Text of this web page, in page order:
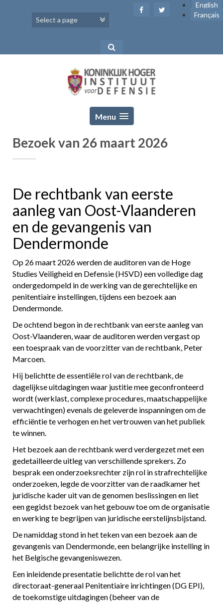
English
Français
Menu
Bezoek van 26 maart 2026
De rechtbank van eerste
aanleg van Oost-Vlaanderen
en de gevangenis van
Dendermonde
Op 26 maart 2026 werden de auditoren van de Hoge
Studies Veiligheid en Defensie (HSVD) een volledige dag
ondergedompeld in de werking van de gerechtelijke en
penitentiaire instellingen, tijdens een bezoek aan
Dendermonde.
De ochtend begon in de rechtbank van eerste aanleg van
Oost-Vlaanderen, waar de auditoren werden vergast op
een toespraak van de voorzitter van de rechtbank, Peter
Marcoen.
Hij belichtte de essentiële rol van de rechtbank, de
dagelijkse uitdagingen waar justitie mee geconfronteerd
wordt (werklast, complexe procedures, maatschappelijke
verwachtingen) evenals de geleverde inspanningen om de
efficiëntie te verhogen en het vertrouwen van het publiek
te winnen.
Het bezoek aan de rechtbank werd verdergezet met een
gedetailleerde uitleg van verschillende sprekers. Zo
besprak een onderzoeksrechter zijn rol in strafrechtelijke
onderzoeken, legde de voorzitter van de raadkamer het
juridische kader uit van de genomen beslissingen en liet
een gegidst bezoek van het gebouw toe om de organisatie
en werking te begrijpen van juridische eerstelijnsbijstand.
De namiddag stond in het teken van een bezoek aan de
gevangenis van Dendermonde, een belangrijke instelling in
het Belgische gevangeniswezen.
Een inleidende presentatie belichtte de rol van het
directoraat-generaal Penitentiaire inrichtingen (DG EPI),
de toekomstige uitdagingen (beheer van de